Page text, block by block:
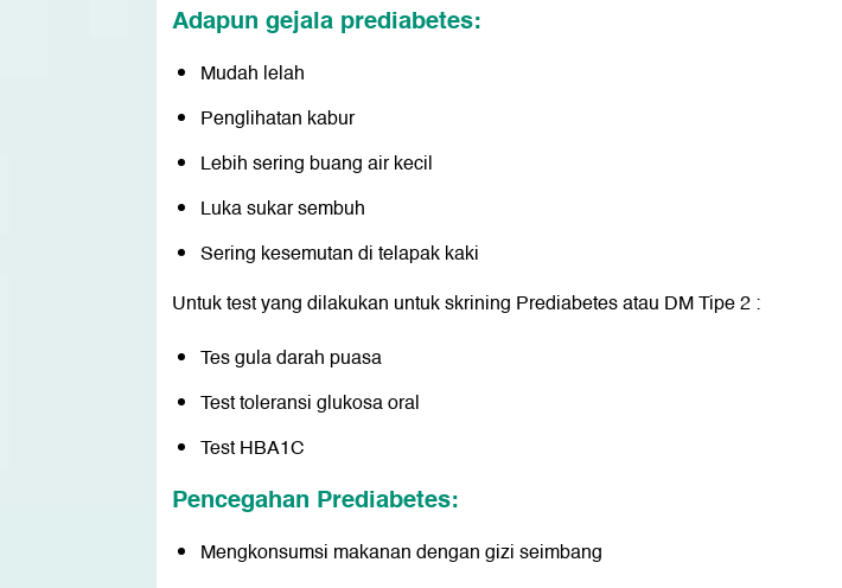
Adapun gejala prediabetes:
Mudah lelah
⁠Penglihatan kabur
⁠Lebih sering buang air kecil
⁠Luka sukar sembuh
Sering kesemutan di telapak kaki
Untuk test yang dilakukan untuk skrining Prediabetes atau DM Tipe 2 :
Tes gula darah puasa
⁠Test toleransi glukosa oral
Test HBA1C
Pencegahan Prediabetes:
Mengkonsumsi makanan dengan gizi seimbang